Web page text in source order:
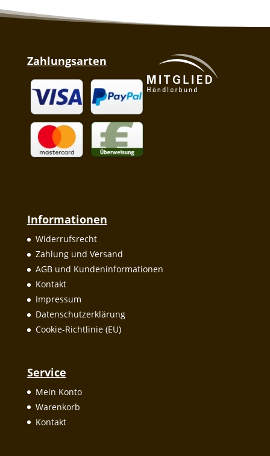
Zahlungsarten
Informationen
Widerrufsrecht
Zahlung und Versand
AGB und Kundeninformationen
Kontakt
Impressum
Datenschutzerklärung
Cookie-Richtlinie (EU)
Service
Mein Konto
Warenkorb
Kontakt